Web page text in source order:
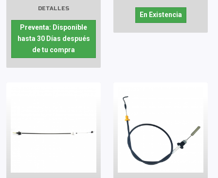
DETALLES
Preventa: Disponible
hasta 30 Días después
de tu compra
En Existencia